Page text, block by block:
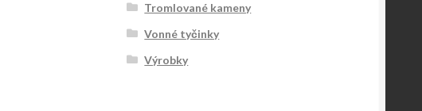
Tromlované kameny
Vonné tyčinky
Výrobky